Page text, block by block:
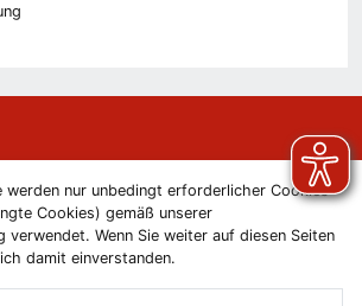
werden nur unbedingt erforderlicher Cookies
Cookies) gemäß unserer
verwendet. Wenn Sie weiter auf diesen Seiten
damit einverstanden.